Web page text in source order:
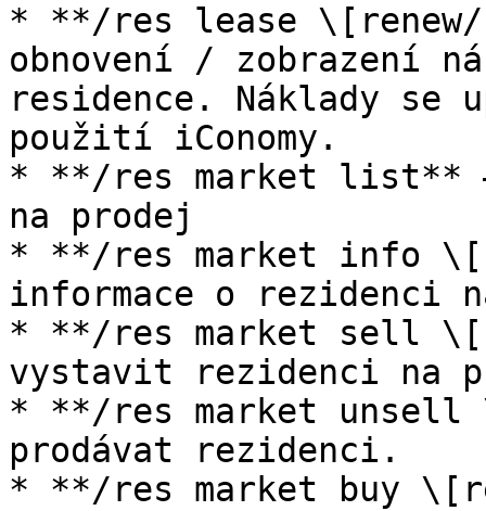
* **/res lease
obnovení / zobrazení
residence. Náklady se
použití iConomy.
* **/res market list**
na prodej
* **/res market info
informace o rezidenci
* **/res market sell
vystavit rezidenci na
* **/res market unsell
prodávat rezidenci.
* **/res market buy